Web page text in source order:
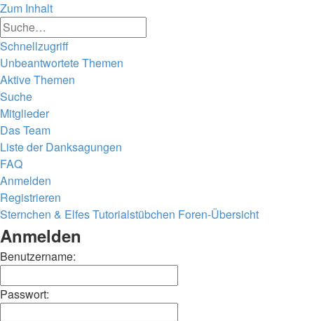
Zum Inhalt
Schnellzugriff
Unbeantwortete Themen
Aktive Themen
Suche
Mitglieder
Das Team
Liste der Danksagungen
FAQ
Anmelden
Registrieren
Sternchen & Elfes Tutorialstübchen Foren-Übersicht
Anmelden
Benutzername:
Passwort: